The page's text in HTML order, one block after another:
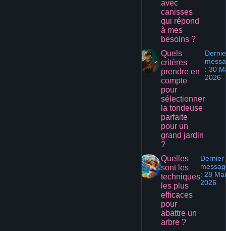
avec
canisses
qui répond
à mes
besoins ?
Quels
critères
prendre en
compte
pour
sélectionner
la tondeuse
parfaite
pour un
grand jardin
?
: 30
2026
Quelles
sont les
techniques
les plus
efficaces
pour
abattre un
arbre ?
Dernier
: 28 Mai
2026